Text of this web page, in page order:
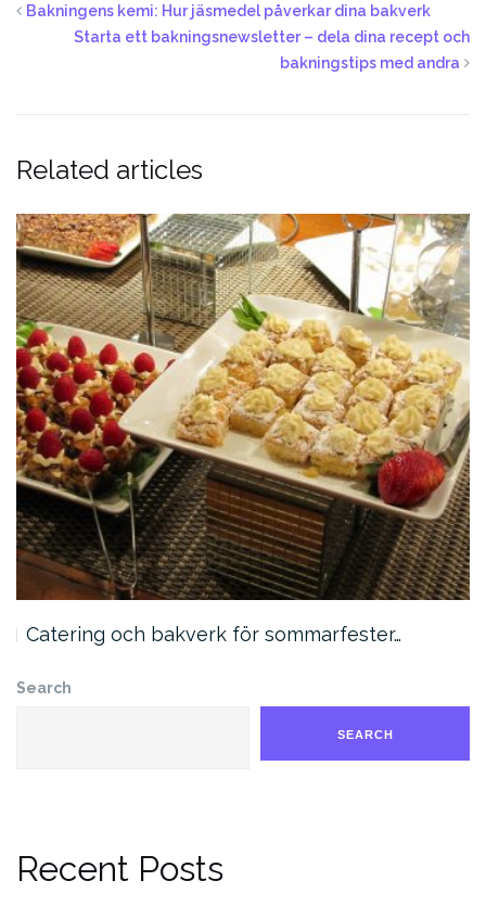
Bakningens kemi: Hur jäsmedel påverkar dina bakverk
Starta ett bakningsnewsletter – dela dina recept och
bakningstips med andra
Related articles
Catering och bakverk för sommarfester…
Search
SEARCH
Recent Posts